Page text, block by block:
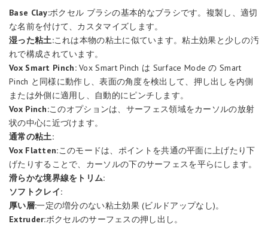
Base Clay:ボクセル ブラシの基本的なブラシです。複製し、適切
な名前を付けて、カスタマイズします。
湿った粘土:これは本物の粘土に似ています。粘土効果と少しの汚
れで構成されています。
Vox Smart Pinch:Vox Smart Pinch は Surface Mode の Smart
Pinch と同様に動作し、表面の角度を検出して、押し出しを内側
または外側に適用し、自動的にピンチします。
Vox Pinch:このオプションは、サーフェス領域をカーソルの放射
状の中心に近づけます。
通常の粘土:
Vox Flatten:このモードは、ポイントを共通の平面に上げたり下
げたりすることで、カーソルの下のサーフェスを平らにします。
滑らかな境界線をトリム:
ソフトクレイ:
厚い層:一定の増分のない粘土効果 (ビルドアップなし)。
Extruder:ボクセルのサーフェスの押し出し。